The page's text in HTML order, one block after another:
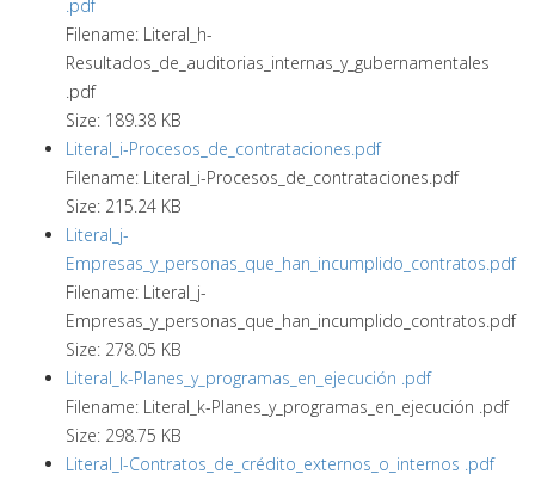
.pdf
Filename: Literal_h-
Resultados_de_auditorias_internas_y_gubernamentales
.pdf
Size: 189.38 KB
Literal_i-Procesos_de_contrataciones.pdf
Filename: Literal_i-Procesos_de_contrataciones.pdf
Size: 215.24 KB
Literal_j-
Empresas_y_personas_que_han_incumplido_contratos.pdf
Filename: Literal_j-
Empresas_y_personas_que_han_incumplido_contratos.pdf
Size: 278.05 KB
Literal_k-Planes_y_programas_en_ejecución .pdf
Filename: Literal_k-Planes_y_programas_en_ejecución .pdf
Size: 298.75 KB
Literal_l-Contratos_de_crédito_externos_o_internos .pdf